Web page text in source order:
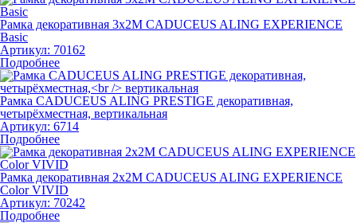
Рамка декоративная 3х2М CADUCEUS ALING EXPERIENCE
Basic
Артикул: 70162
Подробнее
Рамка CADUCEUS ALING PRESTIGE декоративная,
четырёхместная, вертикальная
Артикул: 6714
Подробнее
Рамка декоративная 2х2М CADUCEUS ALING EXPERIENCE
Color VIVID
Артикул: 70242
Подробнее